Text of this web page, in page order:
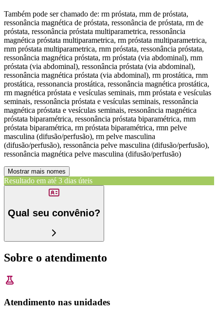
Também pode ser chamado de: rm próstata, rnm de próstata,
ressonância magnética de próstata, ressonância de próstata, rm de
próstata, ressonância próstata multiparametrica, ressonância
magnética próstata multiparametrica, rm próstata multiparametrica,
rnm próstata multiparametrica, rnm próstata, ressonância próstata,
ressonância magnética próstata, rm próstata (via abdominal), rnm
próstata (via abdominal), ressonância próstata (via abdominal),
ressonância magnética próstata (via abdominal), rm prostática, rnm
prostática, ressonancia prostática, ressonância magnética prostática,
rm magnética próstata e vesículas seminais, rnm próstata e vesículas
seminais, ressonância próstata e vesículas seminais, ressonância
magnética próstata e vesículas seminais, ressonância magnética
próstata biparamétrica, ressonância próstata biparamétrica, rnm
próstata biparamétrica, rm próstata biparamétrica, rmn pelve
masculina (difusão/perfusão), rm pelve masculina
(difusão/perfusão), ressonância pelve masculina (difusão/perfusão),
ressonância magnética pelve masculina (difusão/perfusão)
Mostrar mais nomes
Resultado em até 3 dias úteis
Qual seu convênio?
Sobre o atendimento
Atendimento nas unidades